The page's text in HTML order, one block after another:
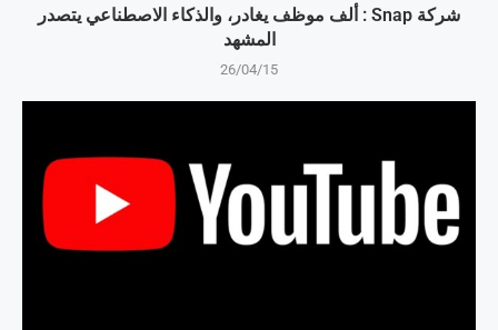
شركة Snap : ألف موظف يغادر، والذكاء الاصطناعي يتصدر
المشهد
26/04/15